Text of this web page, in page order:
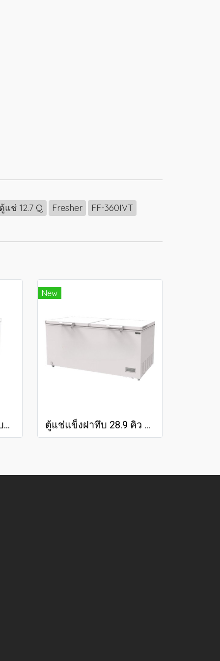
ตู้แช่ 12.7 Q Fresher FF-360IVT
ตู้แช่แข็ง/แช่เย็น 2 ระบบ 17.9 คิว SCF-0615
New
ตู้แช่แข็งฝาทึบ 28.9 คิว SNQ-0805i